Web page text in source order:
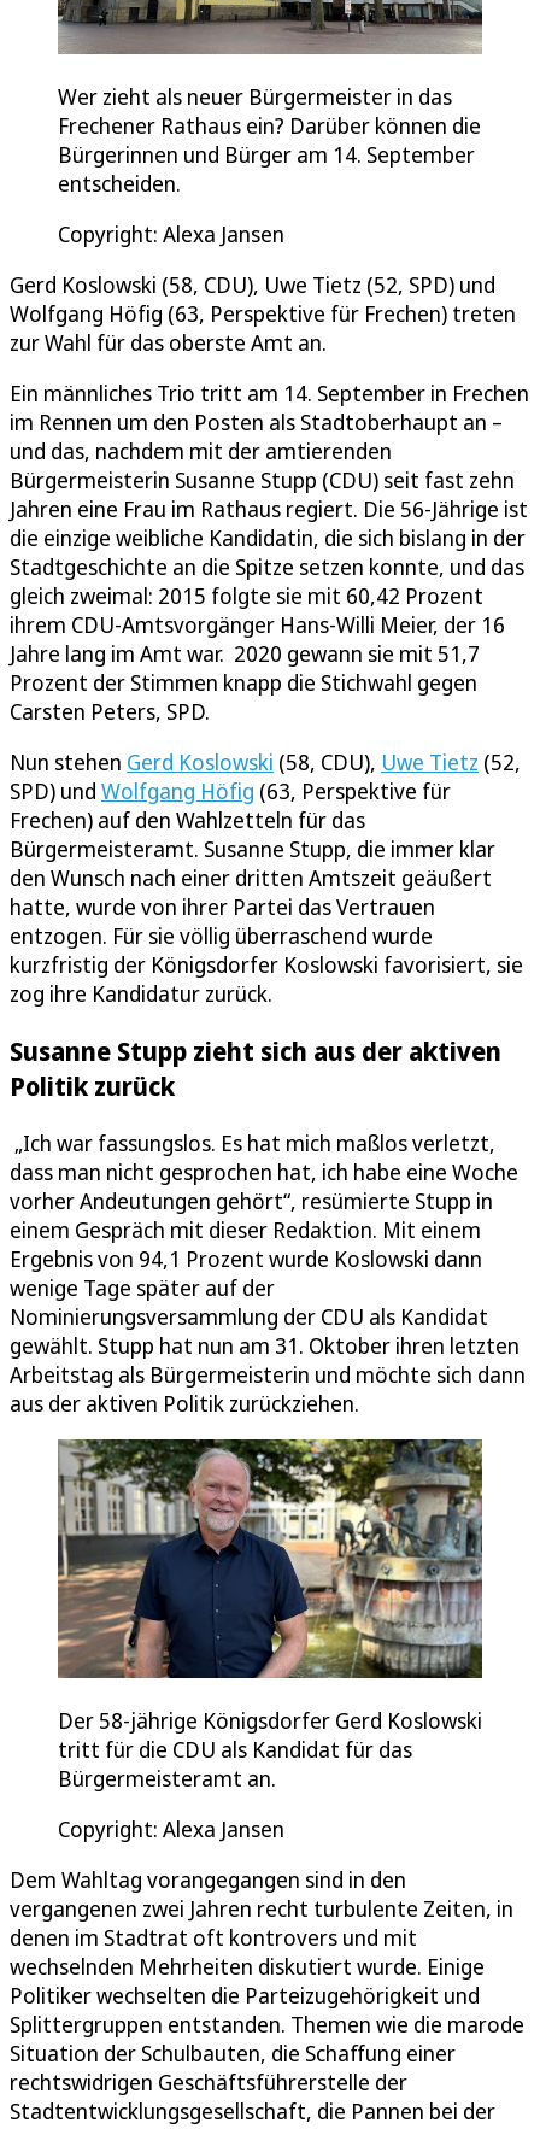
Wer zieht als neuer Bürgermeister in das
Frechener Rathaus ein? Darüber können die
Bürgerinnen und Bürger am 14. September
entscheiden.
Copyright: Alexa Jansen
Gerd Koslowski (58, CDU), Uwe Tietz (52, SPD) und
Wolfgang Höfig (63, Perspektive für Frechen) treten
zur Wahl für das oberste Amt an.
Ein männliches Trio tritt am 14. September in Frechen
im Rennen um den Posten als Stadtoberhaupt an –
und das, nachdem mit der amtierenden
Bürgermeisterin Susanne Stupp (CDU) seit fast zehn
Jahren eine Frau im Rathaus regiert. Die 56-Jährige ist
die einzige weibliche Kandidatin, die sich bislang in der
Stadtgeschichte an die Spitze setzen konnte, und das
gleich zweimal: 2015 folgte sie mit 60,42 Prozent
ihrem CDU-Amtsvorgänger Hans-Willi Meier, der 16
Jahre lang im Amt war. 2020 gewann sie mit 51,7
Prozent der Stimmen knapp die Stichwahl gegen
Carsten Peters, SPD.
Nun stehen Gerd Koslowski (58, CDU), Uwe Tietz (52,
SPD) und Wolfgang Höfig (63, Perspektive für
Frechen) auf den Wahlzetteln für das
Bürgermeisteramt. Susanne Stupp, die immer klar
den Wunsch nach einer dritten Amtszeit geäußert
hatte, wurde von ihrer Partei das Vertrauen
entzogen. Für sie völlig überraschend wurde
kurzfristig der Königsdorfer Koslowski favorisiert, sie
zog ihre Kandidatur zurück.
Susanne Stupp zieht sich aus der aktiven
Politik zurück
„Ich war fassungslos. Es hat mich maßlos verletzt,
dass man nicht gesprochen hat, ich habe eine Woche
vorher Andeutungen gehört“, resümierte Stupp in
einem Gespräch mit dieser Redaktion. Mit einem
Ergebnis von 94,1 Prozent wurde Koslowski dann
wenige Tage später auf der
Nominierungsversammlung der CDU als Kandidat
gewählt. Stupp hat nun am 31. Oktober ihren letzten
Arbeitstag als Bürgermeisterin und möchte sich dann
aus der aktiven Politik zurückziehen.
Der 58-jährige Königsdorfer Gerd Koslowski
tritt für die CDU als Kandidat für das
Bürgermeisteramt an.
Copyright: Alexa Jansen
Dem Wahltag vorangegangen sind in den
vergangenen zwei Jahren recht turbulente Zeiten, in
denen im Stadtrat oft kontrovers und mit
wechselnden Mehrheiten diskutiert wurde. Einige
Politiker wechselten die Parteizugehörigkeit und
Splittergruppen entstanden. Themen wie die marode
Situation der Schulbauten, die Schaffung einer
rechtswidrigen Geschäftsführerstelle der
Stadtentwicklungsgesellschaft, die Pannen bei der